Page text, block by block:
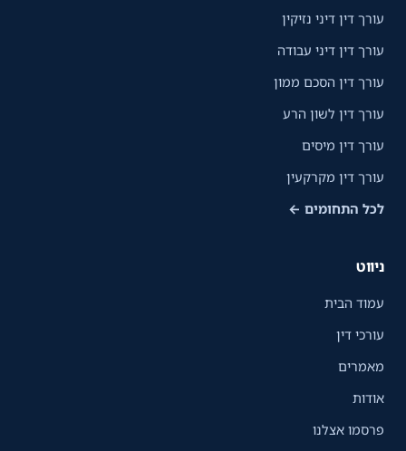
עורך דין דיני נזיקין
עורך דין דיני עבודה
עורך דין הסכם ממון
עורך דין לשון הרע
עורך דין מיסים
עורך דין מקרקעין
לכל התחומים ←
ניווט
עמוד הבית
עורכי דין
מאמרים
אודות
פרסמו אצלנו